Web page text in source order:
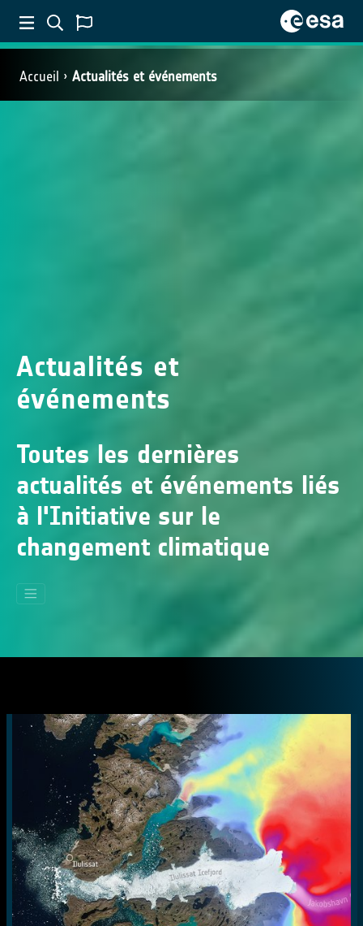
Accueil Actualités et événements
Actualités et
événements
Toutes les dernières
actualités et événements liés
à l'Initiative sur le
changement climatique